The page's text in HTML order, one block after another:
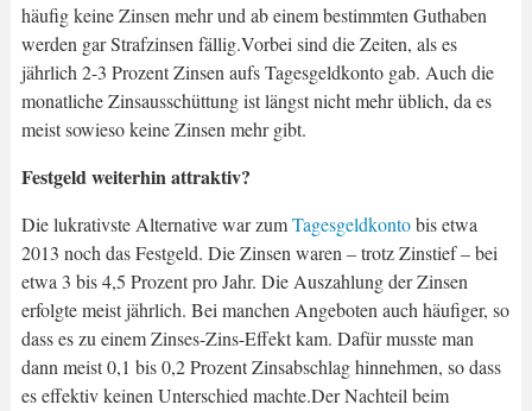
häufig keine Zinsen mehr und ab einem bestimmten Guthaben
werden gar Strafzinsen fällig.Vorbei sind die Zeiten, als es
jährlich 2-3 Prozent Zinsen aufs Tagesgeldkonto gab. Auch die
monatliche Zinsausschüttung ist längst nicht mehr üblich, da es
meist sowieso keine Zinsen mehr gibt.
Festgeld weiterhin attraktiv?
Die lukrativste Alternative war zumTagesgeldkontobis etwa
2013 noch das Festgeld. Die Zinsen waren – trotz Zinstief – bei
etwa 3 bis 4,5 Prozent pro Jahr. Die Auszahlung der Zinsen
erfolgte meist jährlich. Bei manchen Angeboten auch häufiger, so
dass es zu einem Zinses-Zins-Effekt kam. Dafür musste man
dann meist 0,1 bis 0,2 Prozent Zinsabschlag hinnehmen, so dass
es effektiv keinen Unterschied machte.Der Nachteil beim